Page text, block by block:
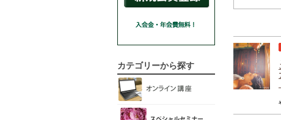
カテゴリーから探す